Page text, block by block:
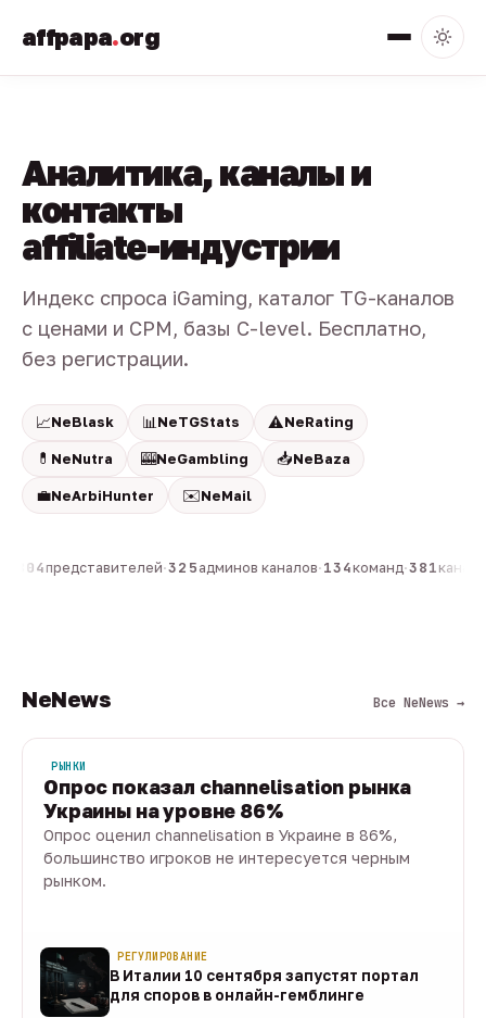
affpapa.org
Аналитика, каналы и
контакты
affiliate-индустрии
Индекс спроса iGaming, каталог TG-каналов
с ценами и CPM, базы C-level. Бесплатно,
без регистрации.
📈NeBlask 📊 NeTGStats ⚠️NeRating
💊 NeNutra 🎰NeGambling 📥NeBaza
💼NeArbiHunter ✉️NeMail
804представителей·325 админов каналов·134команд·381
NeNews Все NeNews →
РЫНКИ
Опрос показал channelisation рынка
Украины на уровне 86%
Опрос оценил channelisation в Украине в 86%,
большинство игроков не интересуется черным
рынком.
РЕГУЛИРОВАНИЕ
В Италии 10 сентября запустят портал
для споров в онлайн-гемблинге